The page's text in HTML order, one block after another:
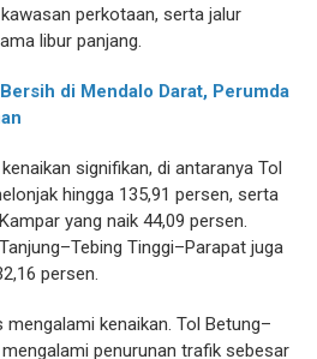
perkotaan, serta jalur
libur panjang.
di Mendalo Darat, Perumda
signifikan, di antaranya Tol
hingga 135,91 persen, serta
yang naik 44,09 persen.
Tinggi–Parapat juga
persen.
kenaikan. Tol Betung–
penurunan trafik sebesar